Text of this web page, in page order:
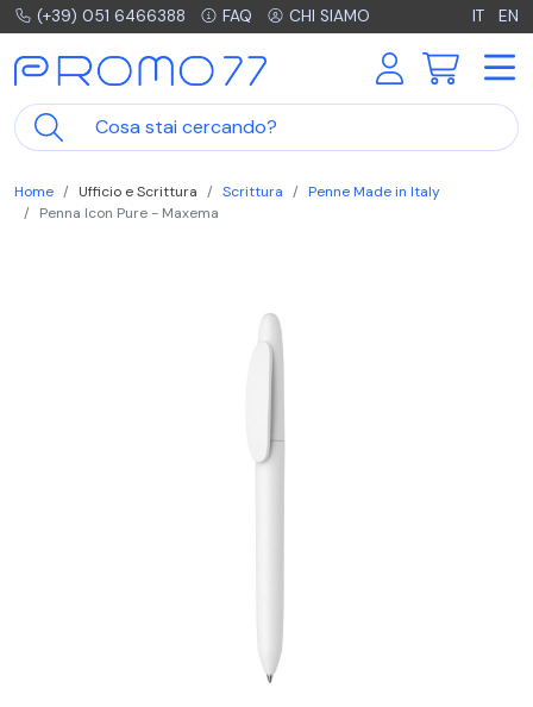
(+39) 051 6466388 FAQ CHI SIAMO IT EN
Home Ufficio e Scrittura Scrittura
Penne Made in Italy
Penna Icon Pure - Maxema